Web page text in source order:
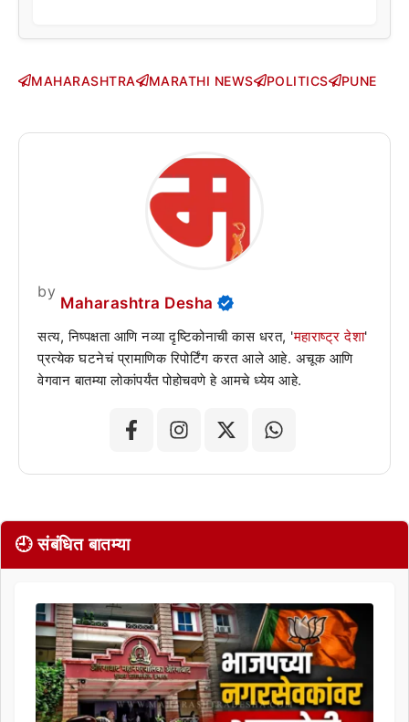
MAHARASHTRA MARATHI NEWS POLITICS PUNE
by
Maharashtra Desha
सत्य, निष्पक्षता आणि नव्या दृष्टिकोनाची कास धरत, 'महाराष्ट्र देशा'
प्रत्येक घटनेचं प्रामाणिक रिपोर्टिंग करत आले आहे. अचूक आणि
वेगवान बातम्या लोकांपर्यंत पोहोचवणे हे आमचे ध्येय आहे.
🕘 संबंधित बातम्या